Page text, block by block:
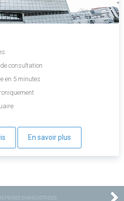
consultation
en 5 minutes
En savoir plus
ENREGISTRÉES